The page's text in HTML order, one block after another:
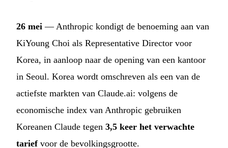
26 mei — Anthropic kondigt de benoeming aan van
KiYoung Choi als Representative Director voor
Korea, in aanloop naar de opening van een kantoor
in Seoul. Korea wordt omschreven als een van de
actiefste markten van Claude.ai: volgens de
economische index van Anthropic gebruiken
Koreanen Claude tegen 3,5 keer het verwachte
tariefvoor de bevolkingsgrootte.